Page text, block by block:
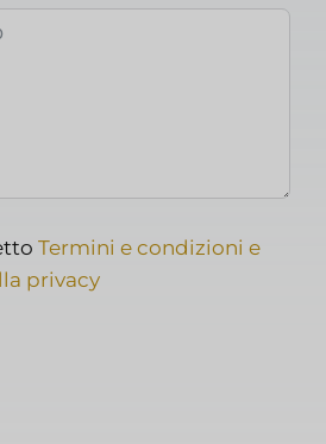
Termini e condizioni e
privacy